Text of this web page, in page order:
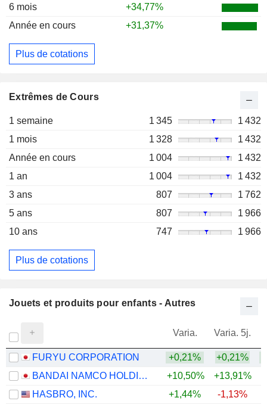
6 mois
+34,77%
Année en cours
+31,37%
Plus de cotations
Extrêmes de Cours
1 semaine 1 345
1 432
1 mois
1 328
1 432
Année en cours
1 004
1 432
1 an
1 004
1 432
3 ans
807
1 762
5 ans
807
1 966
10 ans
747 1 966
Plus de cotations
Jouets et produits pour enfants - Autres
Varia. Varia. 5j.
FURYU CORPORATION +0,21% +0,21%
BANDAI NAMCO HOLDINGS INC.
+10,50% +13,91%
HASBRO, INC.
+1,44% -1,13%